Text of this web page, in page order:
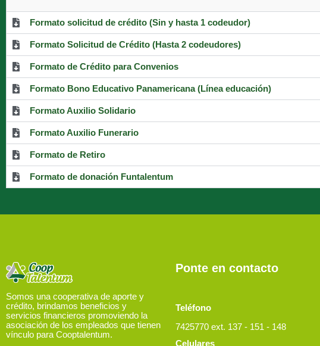
Formato solicitud de crédito (Sin y hasta 1 codeudor)
Formato Solicitud de Crédito (Hasta 2 codeudores)
Formato de Crédito para Convenios
Formato Bono Educativo Panamericana (Línea educación)
Formato Auxilio Solidario
Formato Auxilio Funerario
Formato de Retiro
Formato de donación Funtalentum
Somos una cooperativa de aporte y
crédito, brindamos beneficios y
servicios financieros promoviendo la
asociación de los empleados que tienen
vínculo para Cooptalentum.
Ponte en contacto
Teléfono
7425770 ext. 137 - 151 - 148
Celulares